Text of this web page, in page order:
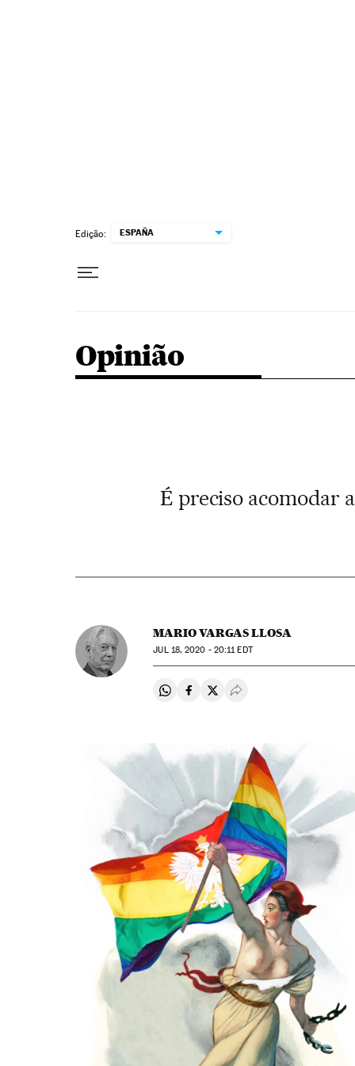
Edição: ESPAÑA
Opinião
É preciso acomodar
MARIO VARGAS LLOSA
JUL18, 2020 - 20:11EDT
Compartir en Whatsapp
Compartir en Facebook
Compartir en Twitter
Desplegar Redes